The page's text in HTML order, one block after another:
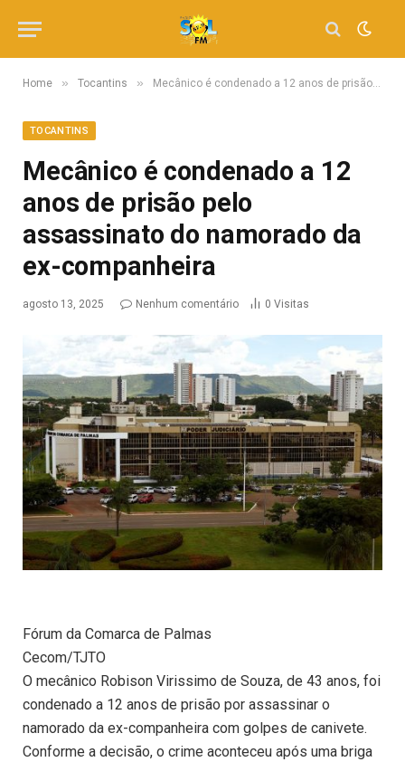
Home » Tocantins » Mecânico é condenado a 12 anos de prisão pelo assassinato do namorado da ex-companheira
TOCANTINS
Mecânico é condenado a 12
anos de prisão pelo
assassinato do namorado da
ex-companheira
agosto 13, 2025 Nenhum comentário 0 Visitas
Fórum da Comarca de Palmas
Cecom/TJTO
O mecânico Robison Virissimo de Souza, de 43 anos, foi
condenado a 12 anos de prisão por assassinar o
namorado da ex-companheira com golpes de canivete.
Conforme a decisão, o crime aconteceu após uma briga